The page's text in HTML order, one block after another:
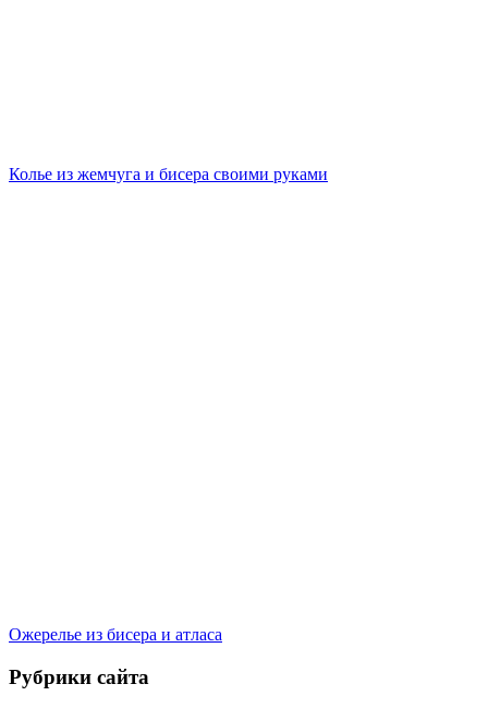
Колье из жемчуга и бисера своими руками
Ожерелье из бисера и атласа
Рубрики сайта